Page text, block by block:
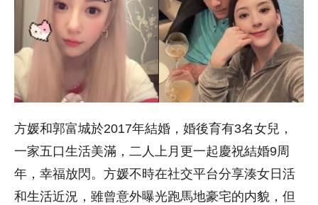
方媛和郭富城於2017年結婚，婚後育有3名女兒，
一家五口生活美滿，二人上月更一起慶祝結婚9周
年，幸福放閃。方媛不時在社交平台分享湊女日活
和生活近況，雖曾意外曝光跑馬地豪宅的内貌，但